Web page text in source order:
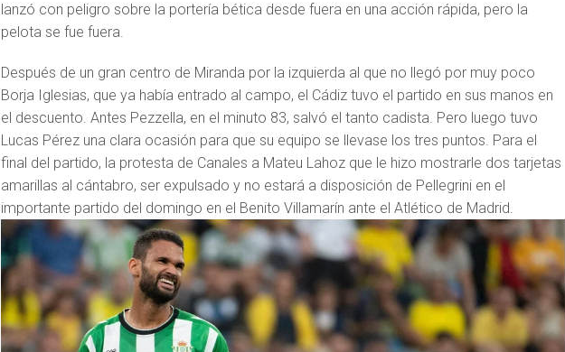
lanzó con peligro sobre la portería bética desde fuera en una acción rápida, pero la
pelota se fue fuera.
Después de un gran centro de Miranda por la izquierda al que no llegó por muy poco
Borja Iglesias, que ya había entrado al campo, el Cádiz tuvo el partido en sus manos en
el descuento. Antes Pezzella, en el minuto 83, salvó el tanto cadista. Pero luego tuvo
Lucas Pérez una clara ocasión para que su equipo se llevase los tres puntos. Para el
final del partido, la protesta de Canales a Mateu Lahoz que le hizo mostrarle dos tarjetas
amarillas al cántabro, ser expulsado y no estará a disposición de Pellegrini en el
importante partido del domingo en el Benito Villamarín ante el Atlético de Madrid.